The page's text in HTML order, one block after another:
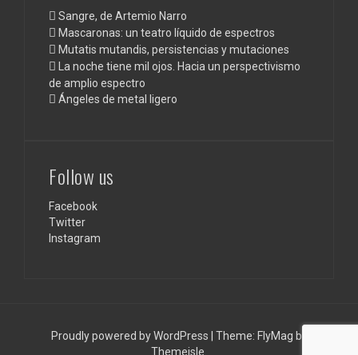
Sangre, de Artemio Narro
Mascaronas: un teatro líquido de espectros
Mutatis mutandis, persistencias y mutaciones
La noche tiene mil ojos. Hacia un perspectivismo
de amplio espectro
Ángeles de metal ligero
Follow us
Facebook
Twitter
Instagram
Proudly powered by WordPress Theme: FlyMag by
Themeisle.